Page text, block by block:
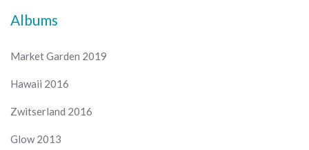
Albums
Market Garden 2019
Hawaii 2016
Zwitserland 2016
Glow 2013